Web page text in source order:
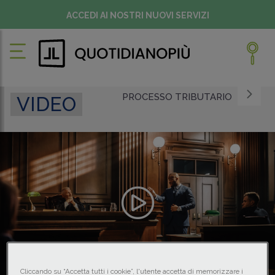
ACCEDI AI NOSTRI NUOVI SERVIZI
VIDEO PROCESSO TRIBUTARIO
Cliccando su “Accetta tutti i cookie”, l'utente accetta di memorizzare i